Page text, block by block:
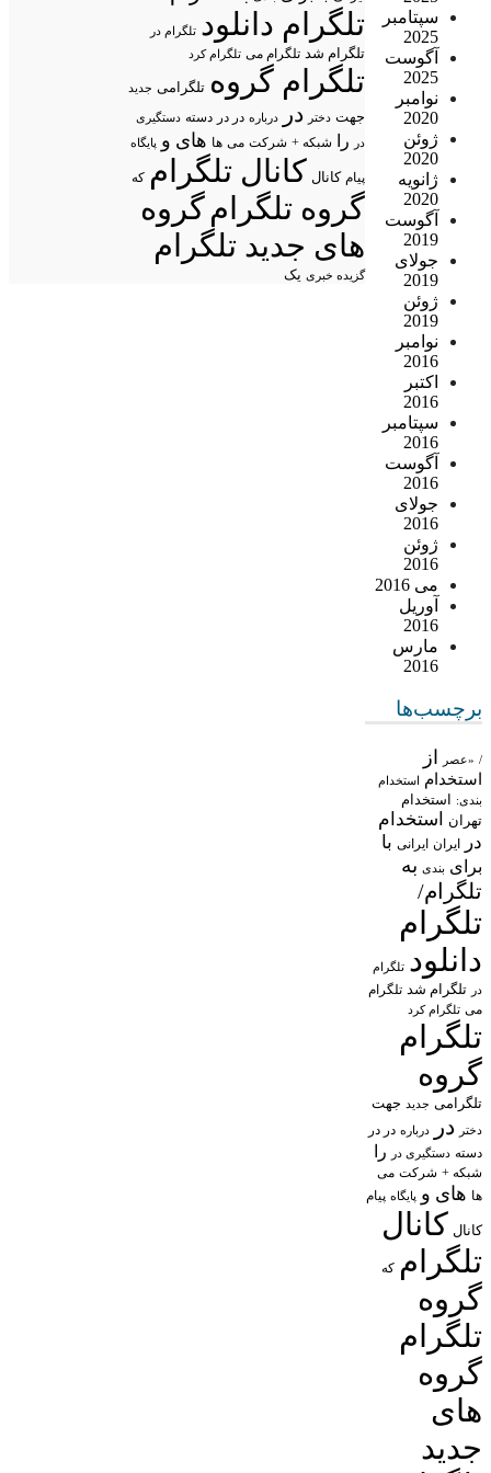
سپتامبر
2025
آگوست
2025
نوامبر
2020
ژوئن
2020
ژانویه
2020
آگوست
2019
جولای
2019
ژوئن
2019
نوامبر
2016
اکتبر
2016
سپتامبر
2016
آگوست
2016
جولای
2016
ژوئن
2016
می 2016
آوریل
2016
مارس
2016
برچسب‌ها
/ «عصر از
استخدام استخدام
بندی: استخدام
تهران
استخدام
در
ایران ایرانی با
برای بندی به
تلگرام/
تلگرام
دانلود تلگرام
در تلگرام شد تلگرام
می تلگرام کرد
تلگرام
گروه
تلگرامی جدید جهت
دختر در درباره در در
دسته دستگیری در را
شبکه + شرکت می
ها های و پایگاه پیام
کانال کانال
تلگرام که
گروه
تلگرام
گروه
های
جدید
تلگرام دانلود تلگرام در
تلگرام شد تلگرام می تلگرام کرد
تلگرام گروه تلگرامی جدید
جهت دختر در درباره در در دسته دستگیری
در
را شبکه + شرکت می ها های و پایگاه
پیام کانال کانال تلگرام که
گروه تلگرامگروه
های جدید تلگرام
گزیده خبری یک